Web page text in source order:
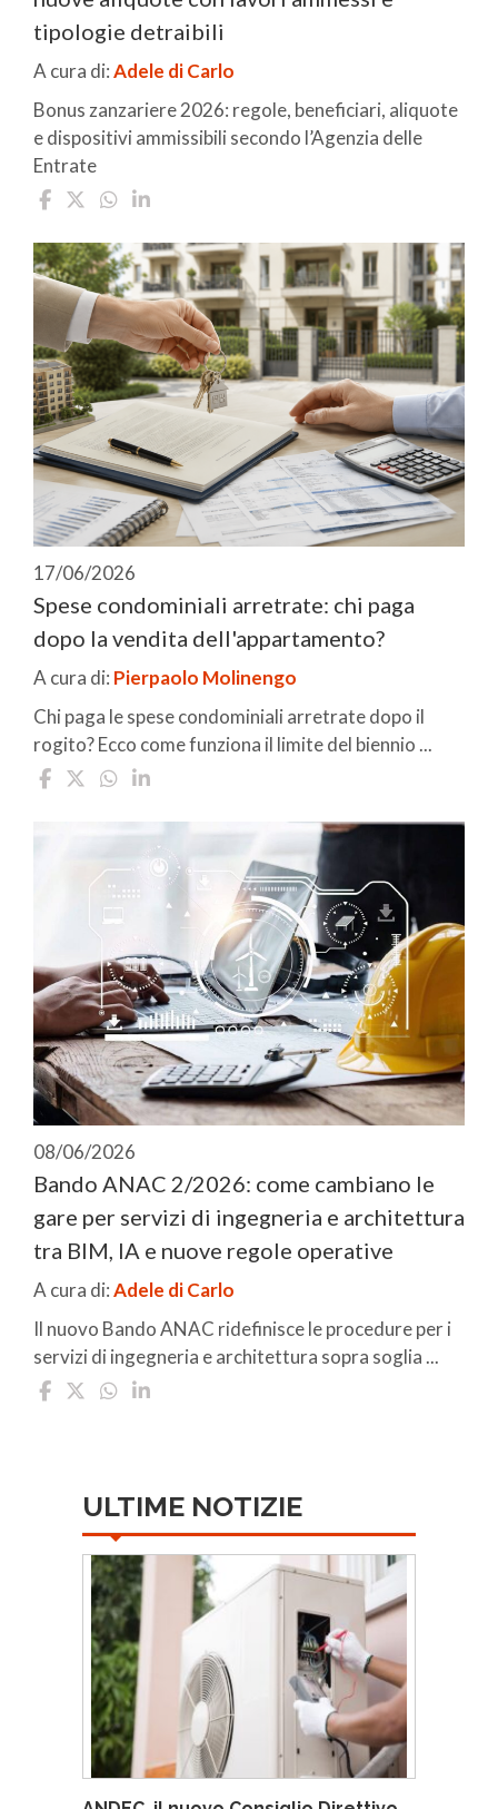
tipologie detraibili
A cura di:Adele di Carlo
Bonus zanzariere 2026: regole, beneficiari, aliquote
e dispositivi ammissibili secondo l’Agenzia delle
Entrate
17/06/2026
Spese condominiali arretrate: chi paga
dopo la vendita dell'appartamento?
A cura di: Pierpaolo Molinengo
Chi paga le spese condominiali arretrate dopo il
rogito? Ecco come funziona il limite del biennio ...
08/06/2026
Bando ANAC 2/2026: come cambiano le
gare per servizi di ingegneria e architettura
tra BIM, IA e nuove regole operative
A cura di:Adele di Carlo
Il nuovo Bando ANAC ridefinisce le procedure per i
servizi di ingegneria e architettura sopra soglia ...
ULTIME NOTIZIE